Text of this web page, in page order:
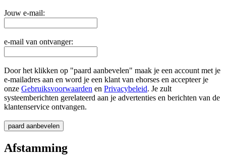
Jouw e-mail:
e-mail van ontvanger:
Door het klikken op "paard aanbevelen" maak je een account met je
e-mailadres aan en word je een klant van ehorses en accepteer je
onze Gebruiksvoorwaarden en Privacybeleid. Je zult
systeemberichten gerelateerd aan je advertenties en berichten van de
klantenservice ontvangen.
Afstamming